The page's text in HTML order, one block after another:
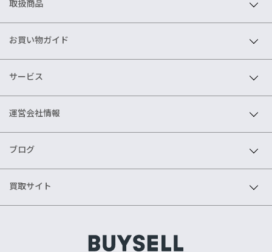
取扱商品
お買い物ガイド
サービス
運営会社情報
ブログ
買取サイト